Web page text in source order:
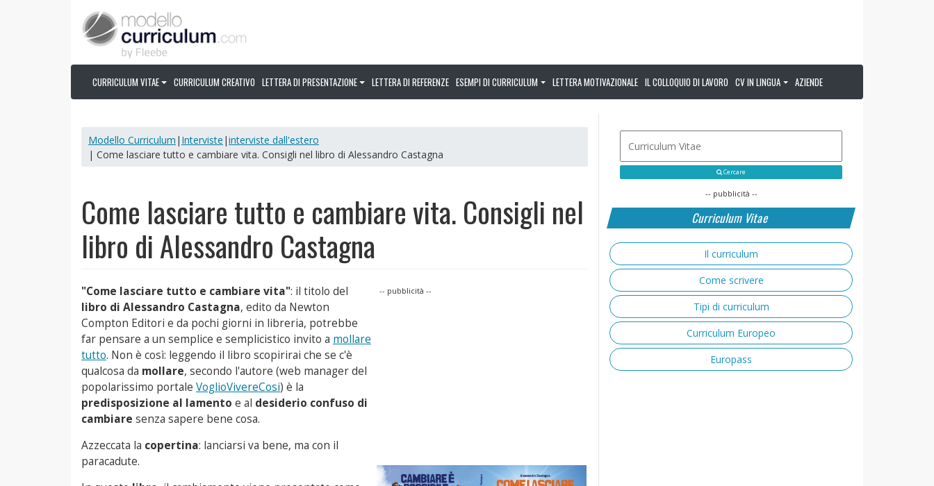
CURRICULUM VITAE CURRICULUM CREATIVO LETTERA DI PRESENTAZIONE LETTERA DI REFERENZE ESEMPI DI CURRICULUM LETTERA MOTIVAZIONALE IL COLLOQUIO DI LAVORO CV IN LINGUA AZIENDE
Modello Curriculum | Interviste |interviste dall'estero
| Come lasciare tutto e cambiare vita. Consigli nel libro di Alessandro Castagna
Come lasciare tutto e cambiare vita. Consigli nel
libro di Alessandro Castagna
-- pubblicità --
"Come lasciare tutto e cambiare vita": il titolo del
libro di Alessandro Castagna, edito da Newton
Compton Editori e da pochi giorni in libreria, potrebbe
far pensare a un semplice e semplicistico invito a mollare
tutto. Non è così: leggendo il libro scopirirai che se c'è
qualcosa da mollare, secondo l'autore (web manager del
popolarissimo portale VoglioVivereCosi) è la
predisposizione al lamento e al desiderio confuso di
cambiare senza sapere bene cosa.
Azzeccata la copertina: lanciarsi va bene, ma con il
paracadute.
Cercare
-- pubblicità --
Curriculum Vitae
Il curriculum
Come scrivere
Tipi di curriculum
Curriculum Europeo
Europass